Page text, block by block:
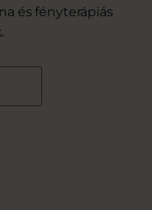
és fényterápiás